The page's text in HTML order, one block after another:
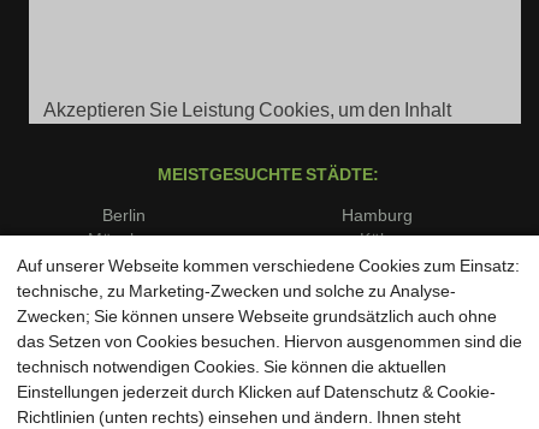
Akzeptieren Sie Leistung Cookies, um den Inhalt
MEISTGESUCHTE STÄDTE:
Berlin
München
Frankfurt am Main
Düsseldorf
Essen
Dresden
Hannover
Duisburg
Wuppertal
Hamburg
Köln
Stuttgart
Dortmund
Bremen
Leipzig
Nürnberg
Bochum
Bielefeld
Auf unserer Webseite kommen verschiedene Cookies zum Einsatz:
technische, zu Marketing-Zwecken und solche zu Analyse-
Zwecken; Sie können unsere Webseite grundsätzlich auch ohne
das Setzen von Cookies besuchen. Hiervon ausgenommen sind die
technisch notwendigen Cookies. Sie können die aktuellen
Einstellungen jederzeit durch Klicken auf Datenschutz & Cookie-
Richtlinien (unten rechts) einsehen und ändern. Ihnen steht